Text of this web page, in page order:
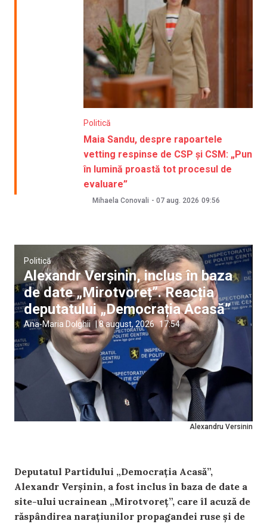
Politică
Maia Sandu, despre rapoartele
vetting respinse de CSP și CSM: „Pun
în lumină proastă tot procesul de
evaluare”
Mihaela Conovali - 07 aug. 2026 09:56
Alexandru Versinin
Politică
Alexandr Verșinin, inclus în baza
de date „Mirotvoreț”. Reacția
deputatului „Democrația Acasă”
Ana-Maria Dolghii | 8 august, 2026 17:54
Deputatul Partidului „Democrația Acasă”,
Alexandr Verșinin, a fost inclus în baza de date a
site-ului ucrainean „Mirotvoreț”, care îl acuză de
răspândirea narațiunilor propagandei ruse și de